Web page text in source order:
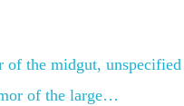
the midgut, unspecified
of the large…